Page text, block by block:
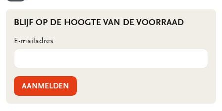
BLIJF OP DE HOOGTE VAN DE VOORRAAD
E-mailadres
AANMELDEN